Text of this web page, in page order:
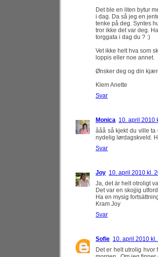
Det ble en liten bytur
i dag. Da så jeg en
tenke på deg. Syntes
tror ikke det var deg.
torggata i dag du ? :)
Vet ikke helt hva som
loppis eller noe annet.
Ønsker deg og din
Klem Anette
Svar
Monica 10. april 2010
ååå så kjekt du ville ta
nydelig lørdagskveld.
Svar
Joy 10. april 2010 kl.
Ja, det är helt otroligt
Det var en skojjig
Ha en mysig
Kram Joy
Svar
Sofie 10. april 2010 kl.
Det er helt utrolig hvor